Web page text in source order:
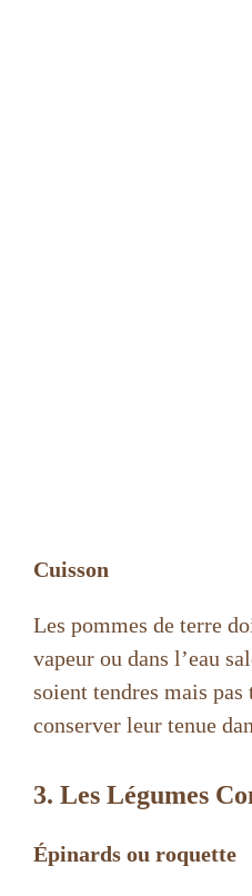
Cuisson
Les pommes de terre
vapeur ou dans l’eau
soient tendres mais
conserver leur tenue
3. Les Légumes
Épinards ou roquette